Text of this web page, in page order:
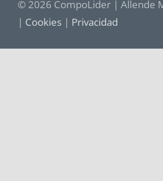
© 2026 CompoLider | Allende
| Cookies | Privacidad